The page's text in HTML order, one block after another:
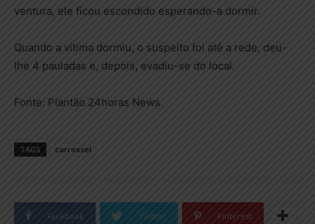
ventura, ele ficou escondido esperando-a dormir.
Quando a vítima dormiu, o suspeito foi até a rede, deu-
lhe 4 pauladas e, depois, evadiu-se do local.
Fonte: Plantão 24horas News.
TAGS carrossel
Facebook Twitter Pinterest